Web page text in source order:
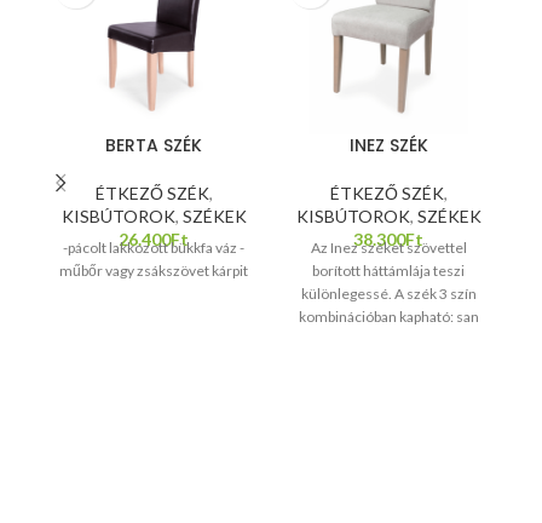
BERTA SZÉK
ÉTKEZŐ SZÉK,
KISBÚTOROK, SZÉKEK
26.400Ft
-pácolt lakkozott bükkfa váz -
műbőr vagy zsákszövet kárpit
INEZ SZÉK
ÉTKEZŐ SZÉK,
KISBÚTOROK, SZÉKEK
38.300Ft
Az Inez széket szövettel
borított háttámlája teszi
különlegessé. A szék 3 szín
kombinációban kapható: san